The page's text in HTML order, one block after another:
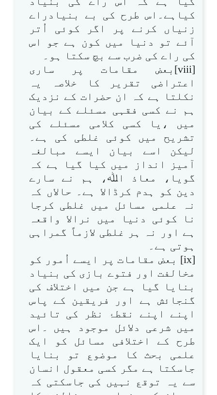
کیاہے۔اس طرح کی بے بنیادراے
زنیاں کرنے پر اگر کوئی اُتر
آئے تو دنیا میں کون ہے جو اس
کی راے کی ضرب سے بچ سکتا ہو۔
[viii]بعض مقامات پر ساری
اعتراضی تقریر کا خلاصہ یہ
نکلتا ہے کہ ان حضرات کے نزدیک
ہم نے کسی فقہی مسئلے کے بیان
میں ،یا کسی کلامی مسئلے کی
تشریح میں کوئی غلطی کی ہے۔
لیکن اسے بیان ایسے مبالغہ
آمیز انداز میں کیا گیا ہے کہ
گویا، معاذ اﷲ، ہم نے سارے
دین کو ہدم کرڈالا ہے۔ حالاں کہ
نہ علمی مسائل میں غلطی کرجا
نا کوئی دنیا میں نرالا واقعہ
ہے اور نہ ہر غلطی لازماً گمراہی
ہوتی ہے۔
[ix] بعض مقامات پر ایسے اُمور کو
مخالفت اور فتوے بازی کی بنیاد
بنایا گیا ہے جن میں اختلاف کی
گنجائش ہے اور فریقین کے پاس
اپنے اپنے نقطۂ نظر کی تائید
میں شرعی دلائل موجود ہیں ۔اس
طرح کے اختلافی مسائل کو ایک
علمی بحث کا موضوع تو بنایا
جاسکتا ہے مگر کسی معقول انسان
سے یہ توقع نہیں کی جاسکتی کہ